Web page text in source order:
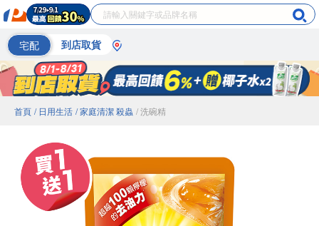
宅配 到店取貨
首頁 / 日用生活 / 家庭清潔 殺蟲 / 洗碗精